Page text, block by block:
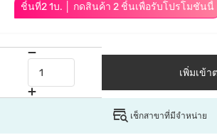
ชิ้นที่2 1บ. │ กดสินค้า 2 ชิ้นเพื่อรับโปรโมชันนี้
เพิ่มเข้า
เช็กสาขาที่มีจำหน่าย